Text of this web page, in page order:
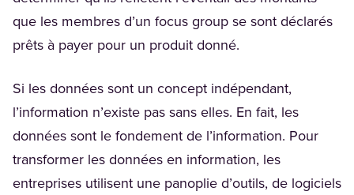
que les membres d’un focus group se sont déclarés
prêts à payer pour un produit donné.
Si les données sont un concept indépendant,
l’information n’existe pas sans elles. En fait, les
données sont le fondement de l’information. Pour
transformer les données en information, les
entreprises utilisent une panoplie d’outils, de logiciels